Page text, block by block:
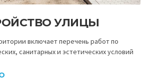
УЛИЦЫ
включает перечень работ по
санитарных и эстетических условий